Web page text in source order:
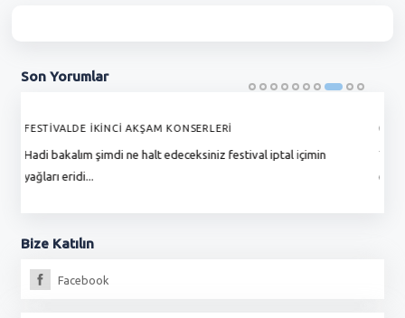
Son Yorumlar
GÜNAYDIN EREĞLİ,ULAŞIM ZAMLANDI !
Toplu taşımanın trafiği rahatlatma gibi özelliğini kaybetmiş
durumda, toplu taşımaya vereceğim paray...
Bize Katılın
Facebook